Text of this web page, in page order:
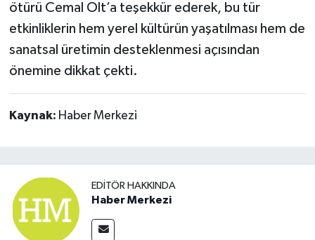
ötürü Cemal Olt’a teşekkür ederek, bu tür
etkinliklerin hem yerel kültürün yaşatılması hem de
sanatsal üretimin desteklenmesi açısından
önemine dikkat çekti.
Kaynak: Haber Merkezi
EDITÖR HAKKINDA
Haber Merkezi